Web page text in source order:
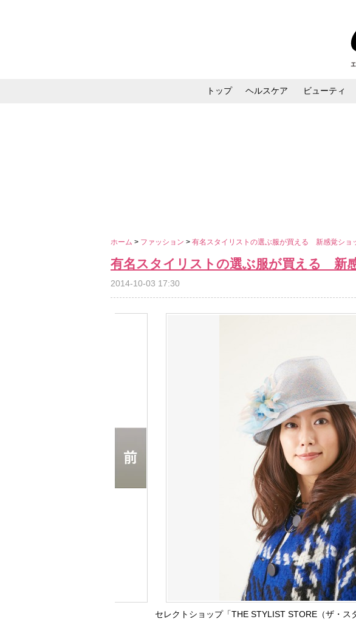
トップ ヘルスケア ビューティ
ホーム > ファッション > 有名スタイリストの選ぶ服が買える 新感覚ショ
有名スタイリストの選ぶ服が買える 新
2014-10-03 17:30
セレクトショップ「THE STYLIST STORE（ザ・ス